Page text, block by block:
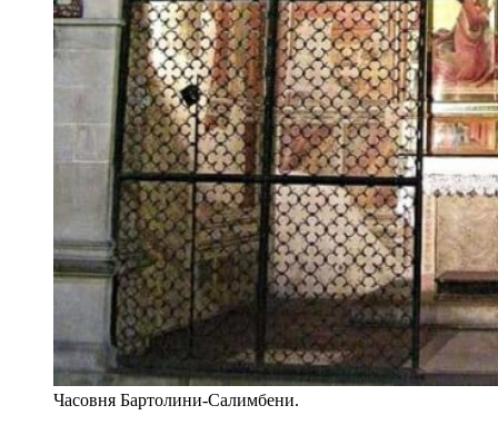
Часовня Бартолини-Салимбени.